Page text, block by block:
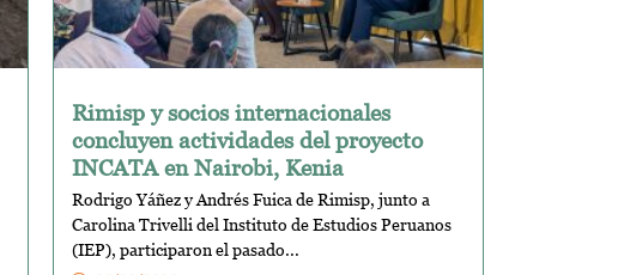
Rimisp y socios internacionales
concluyen actividades del proyecto
INCATA en Nairobi, Kenia
Rodrigo Yáñez y Andrés Fuica de Rimisp, junto a
Carolina Trivelli del Instituto de Estudios Peruanos
(IEP), participaron el pasado...